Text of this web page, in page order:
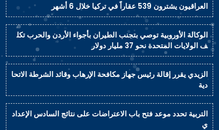
العراقيون يشترون 539 عقاراً في تركيا خلال 6 أشهر
الوكالة الأوروبية توصي بتجنب الطيران بأجواء الأردن والحرب تكل
ف الولايات المتحدة نحو 37 مليار دولار
الزيدي يقرر إقالة رئيس جهاز مكافحة الإرهاب وقائد الشرطة الاتحا
دية
التربية تحدد موعد فتح باب الاعتراضات على نتائج السادس الإعداد
ي